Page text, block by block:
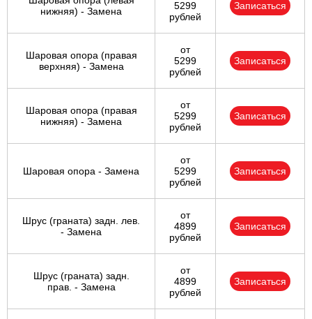
нижняя) - Замена
5299
рублей
Записаться
Шаровая опора (правая
верхняя) - Замена
от
5299
рублей
Записаться
Шаровая опора (правая
нижняя) - Замена
от
5299
рублей
Записаться
Шаровая опора - Замена
от
5299
рублей
Записаться
Шрус (граната) задн. лев.
- Замена
от
4899
рублей
Записаться
Шрус (граната) задн.
прав. - Замена
от
4899
рублей
Записаться